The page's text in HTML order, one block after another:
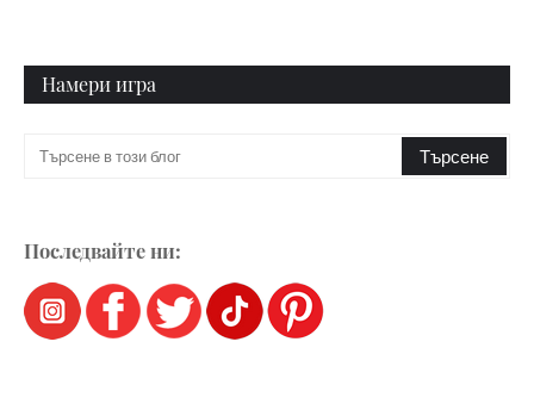
Намери игра
Последвайте ни: